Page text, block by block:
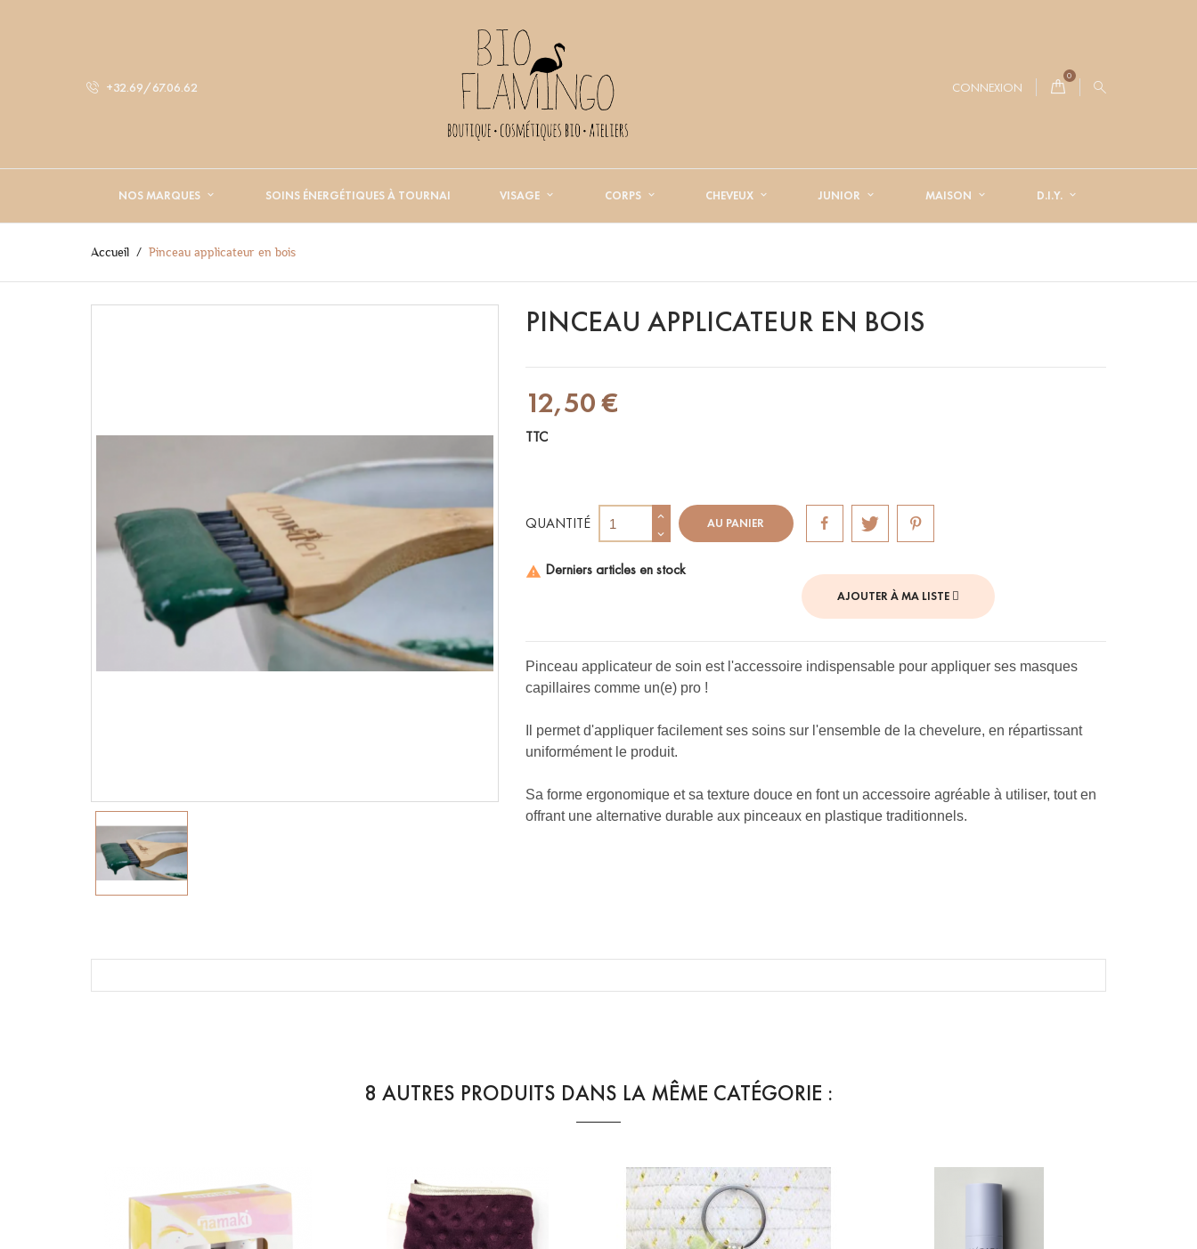
+32.69/67.06.62 CONNEXION
0
NOS MARQUES SOINS ÉNERGÉTIQUES À TOURNAI VISAGE CORPS CHEVEUX JUNIOR MAISON D.I.Y.
Accueil Pinceau applicateur en bois
PINCEAU APPLICATEUR EN BOIS
12,50 €
TTC
QUANTITÉ AU PANIER
 Derniers articles en stock
AJOUTER À MA LISTE
Pinceau applicateur de soin est l'accessoire indispensable pour appliquer ses masques
capillaires comme un(e) pro !
Il permet d'appliquer facilement ses soins sur l'ensemble de la chevelure, en répartissant
uniformément le produit.
Sa forme ergonomique et sa texture douce en font un accessoire agréable à utiliser, tout en
offrant une alternative durable aux pinceaux en plastique traditionnels.
8 AUTRES PRODUITS DANS LA MÊME CATÉGORIE :